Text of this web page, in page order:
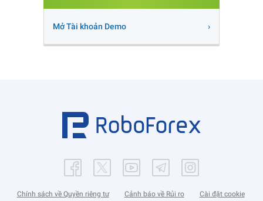
Mở Tài khoản Demo
Chính sách về Quyền riêng tư Cảnh báo về Rủi ro Cài đặt cookie